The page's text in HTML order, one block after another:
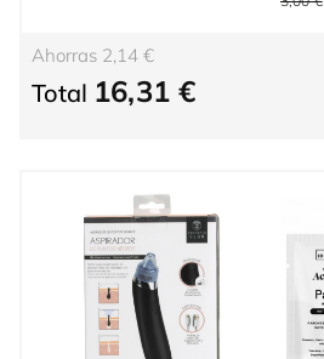
Ahorras 2,14 €
Total 16,31 €